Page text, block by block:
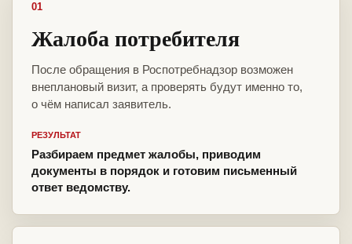
01
Жалоба потребителя
После обращения в Роспотребнадзор возможен
внеплановый визит, а проверять будут именно то,
о чём написал заявитель.
РЕЗУЛЬТАТ
Разбираем предмет жалобы, приводим
документы в порядок и готовим письменный
ответ ведомству.